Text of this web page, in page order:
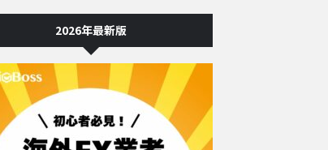
2026年最新版